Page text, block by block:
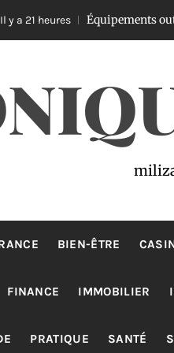
Équipements outdoor qui
BIEN-ÊTRE
FINANCE IMMOBILIER
PRATIQUE SANTÉ